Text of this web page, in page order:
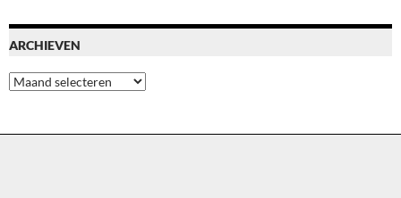
ARCHIEVEN
Archieven